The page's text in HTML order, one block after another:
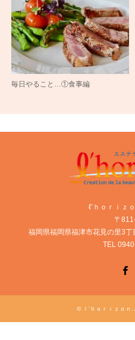
毎日やること…①食事編
ℓ’ｈｏｒｉｚ
〒
福岡県福岡県福津市花見の里3
TEL
© ｌ’ｈｏｒｉｚｏｎ